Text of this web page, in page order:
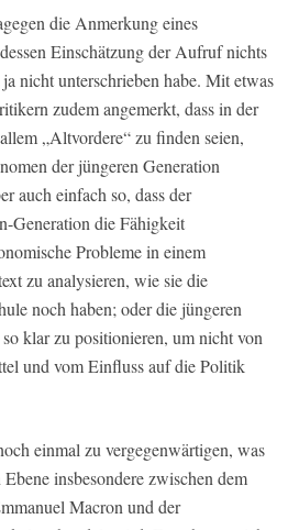
die Anmerkung eines
Einschätzung der Aufruf nichts
nicht unterschrieben habe. Mit etwas
zudem angemerkt, dass in der
„Altvordere“ zu finden seien,
der jüngeren Generation
auch einfach so, dass der
Generation die Fähigkeit
Probleme in einem
zu analysieren, wie sie die
noch haben; oder die jüngeren
klar zu positionieren, um nicht von
und vom Einfluss auf die Politik
einmal zu vergegenwärtigen, was
insbesondere zwischen dem
Macron und der